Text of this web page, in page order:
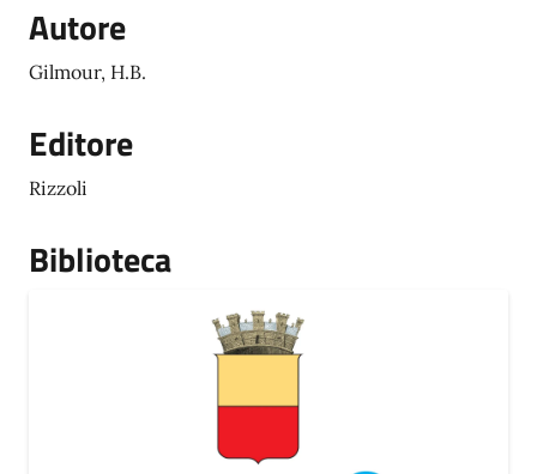
Autore
Gilmour, H.B.
Editore
Rizzoli
Biblioteca